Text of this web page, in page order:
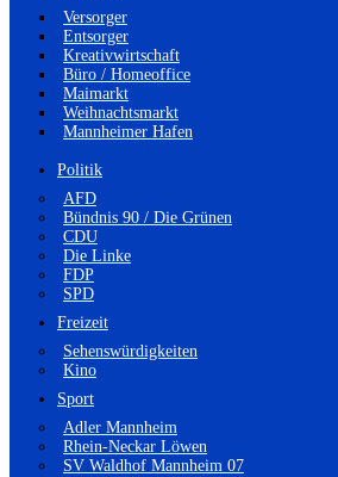
Versorger
Entsorger
Kreativwirtschaft
Büro / Homeoffice
Maimarkt
Weihnachtsmarkt
Mannheimer Hafen
Politik
AFD
Bündnis 90 / Die Grünen
CDU
Die Linke
FDP
SPD
Freizeit
Sehenswürdigkeiten
Kino
Sport
Adler Mannheim
Rhein-Neckar Löwen
SV Waldhof Mannheim 07